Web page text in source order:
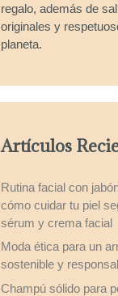
regalo, además de
originales y
planeta.
Artículos
Rutina facial con
cómo cuidar tu piel
sérum y crema facial
Moda ética para un
sostenible y
Champú sólido para